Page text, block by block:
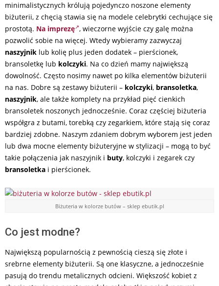
minimalistycznych królują pojedynczo noszone elementy
biżuterii, z chęcią stawia się na modele celebrytki cechujące się
prostotą. Na imprezę , wieczorne wyjście czy galę można
pozwolić sobie na więcej. Wtedy wybieramy zazwyczaj
naszyjnik lub kolię plus jeden dodatek – pierścionek,
bransoletkę lub kolczyki. Na co dzień mamy największą
dowolność. Często nosimy nawet po kilka elementów biżuterii
na nas. Dobre są zestawy biżuterii – kolczyki, bransoletka,
naszyjnik, ale także komplety na przykład pięć cienkich
bransoletek noszonych jednocześnie. Coraz częściej biżuteria
współgra z butami, torebką czy zegarkiem, które stają się coraz
bardziej zdobne. Naszym zdaniem dobrym wyborem jest jeden
lub dwa mocne elementy biżuteryjne w stylizacji – mogą to być
takie połączenia jak naszyjnik i buty, kolczyki i zegarek czy
bransoletka i pierścionek.
Biżuteria w kolorze butów – sklep ebutik.pl
Co jest modne?
Największą popularnością z pewnością cieszą się złote i
srebrne elementy biżuterii. Są one klasyczne, a jednocześnie
pasują do trendu metalicznych odcieni. Większość kobiet z